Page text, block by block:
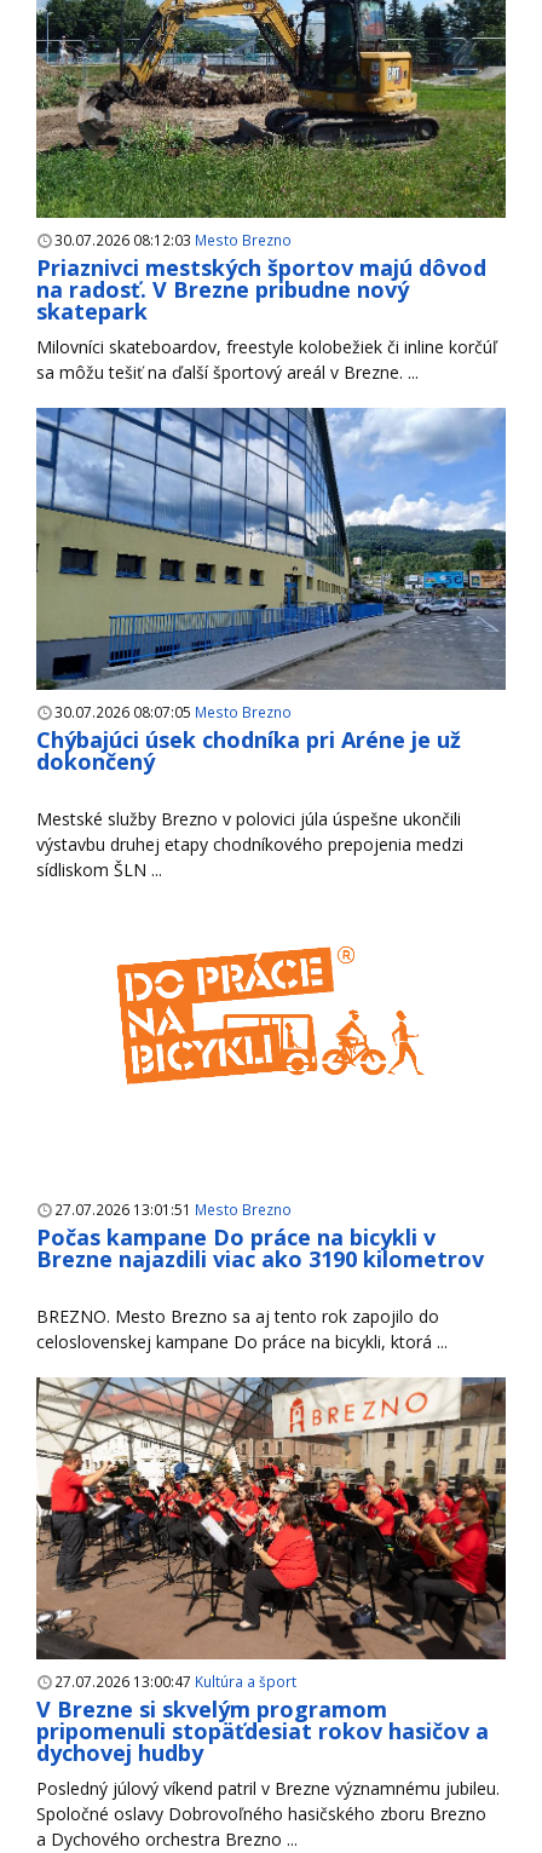
30.07.2026 08:12:03 Mesto Brezno
Priaznivci mestských športov majú dôvod
na radosť. V Brezne pribudne nový
skatepark
Milovníci skateboardov, freestyle kolobežiek či inline korčúľ
sa môžu tešiť na ďalší športový areál v Brezne. ...
30.07.2026 08:07:05 Mesto Brezno
Chýbajúci úsek chodníka pri Aréne je už
dokončený
Mestské služby Brezno v polovici júla úspešne ukončili
výstavbu druhej etapy chodníkového prepojenia medzi
sídliskom ŠLN ...
27.07.2026 13:01:51 Mesto Brezno
Počas kampane Do práce na bicykli v
Brezne najazdili viac ako 3190 kilometrov
BREZNO. Mesto Brezno sa aj tento rok zapojilo do
celoslovenskej kampane Do práce na bicykli, ktorá ...
27.07.2026 13:00:47 Kultúra a šport
V Brezne si skvelým programom
pripomenuli stopäťdesiat rokov hasičov a
dychovej hudby
Posledný júlový víkend patril v Brezne významnému jubileu.
Spoločné oslavy Dobrovoľného hasičského zboru Brezno
a Dychového orchestra Brezno ...